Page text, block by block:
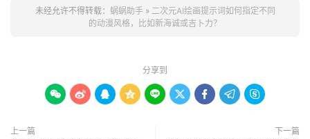
未经允许不得转载： 蜗蜗助手» 二次元AI绘画提示词如何指定不同
的动漫风格，比如新海诚或吉卜力？
分享到
        
上一篇 下一篇